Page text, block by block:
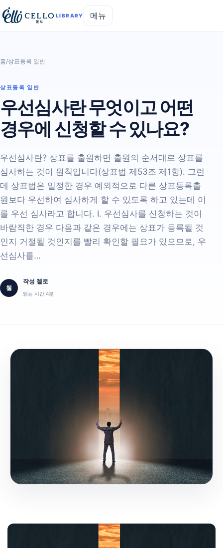
LIBRARY 메뉴
홈/상표등록 일반
상표등록 일반
우선심사란 무엇이고 어떤
경우에 신청할 수 있나요?
우선심사란? 상표를 출원하면 출원의 순서대로 상표를
심사하는 것이 원칙입니다(상표법 제53조 제1항). 그런
데 상표법은 일정한 경우 예외적으로 다른 상표등록출
원보다 우선하여 심사하게 할 수 있도록 하고 있는데 이
를 우선 심사라고 합니다. I. 우선심사를 신청하는 것이
바람직한 경우 다음과 같은 경우에는 상표가 등록될 것
인지 거절될 것인지를 빨리 확인할 필요가 있으므로, 우
선심사를…
첼
작성 첼로
읽는 시간 4분